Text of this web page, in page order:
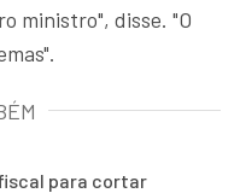
ministro", disse. "O
para cortar